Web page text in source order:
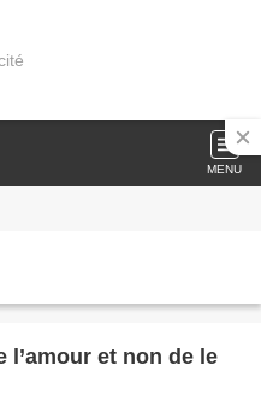
MENU
l’amour et non de le